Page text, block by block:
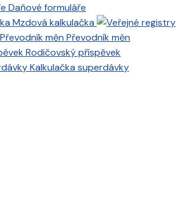
Daňové formuláře
Mzdová kalkulačka
Převodník měn
Rodičovský příspěvek
Kalkulačka superdávky